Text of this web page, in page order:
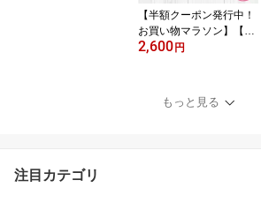
【半額クーポン発行中！
お買い物マラソン】【2
個セット】 レッドプロポ
MASK 30枚×2個 Make.i
N リニューアル パック
2,600円
もっと見る
注目カテゴリ